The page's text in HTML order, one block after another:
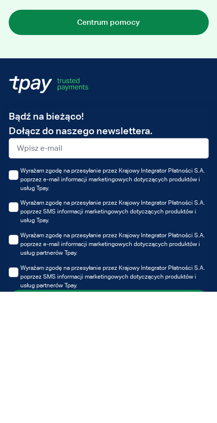
Centrum pomocy
Bądź na bieżąco!
Dołącz do naszego newslettera.
Adres
e-
mail
Wyrażam zgodę na przesyłanie przez Krajowy Integrator Płatności S.A.
poprzez e-mail informacji marketingowych dotyczących produktów i
usług Tpay.
Wyrażam zgodę na przesyłanie przez Krajowy Integrator Płatności S.A.
poprzez SMS informacji marketingowych dotyczących produktów i
usług Tpay.
Wyrażam zgodę na przesyłanie przez Krajowy Integrator Płatności S.A.
poprzez e-mail informacji marketingowych dotyczących produktów i
usług partnerów Tpay.
Wyrażam zgodę na przesyłanie przez Krajowy Integrator Płatności S.A.
poprzez SMS informacji marketingowych dotyczących produktów i
usług partnerów Tpay.